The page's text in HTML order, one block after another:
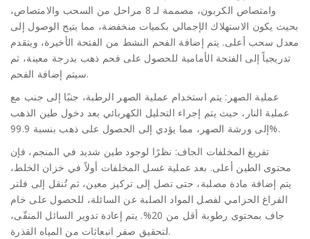
وامتصاص الكربون، مصممة لـ 8 مراحل من السحب والامتصاص،
بحيث يكون الاستهلاك الإجمالي بكميات منخفضة، مما يتيح الوصول إلى
معدل سحب أعلى. يتم إضافة الفحم النشط من الفتحة الأخيرة، ويتقدم
تدريجياً إلى الفتحة الأمامية للحصول على فحم ذهب بدرجة معينة، ثم
سيتم إضافة الفحم.
عملية الصهر: يتم استخدام عملية الصهر الرطبة، جنبًا إلى جنب مع
عملية النار، حيث يتم إجراء التحليل الكهربائي بعد دخول طين الذهب
إلى ورشة الصهر، مما يؤدي إلى الحصول على ذهب بنسبة 99.9%.
تفريغ المخلفات الجاف: نظرًا لوجود طين شديد في المنجم، فإن
محتوى الطين أعلى. بعد عملية غسل المخلفات أولاً في خزان الخلط،
يتم إضافة مادة مصلبة، حتى تصل إلى تركيز معين، ثم تُنقل إلى فلتر
الفراغ الحزامي لفصل المواد الصلبة عن السائلة، للحصول على خام
جاف بمحتوى رطوبة أقل من 20%. يتم إعادة تدوير السائل المنقّى،
لتحقيق صفر انبعاثات من المياه القذرة.